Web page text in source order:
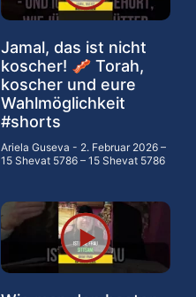
Jamal, das ist nicht
koscher! 🥓 Torah,
koscher und eure
Wahlmöglichkeit
#shorts
Ariela Guseva
2. Februar 2026 –
15 Shevat 5786 – 15 Shevat 5786